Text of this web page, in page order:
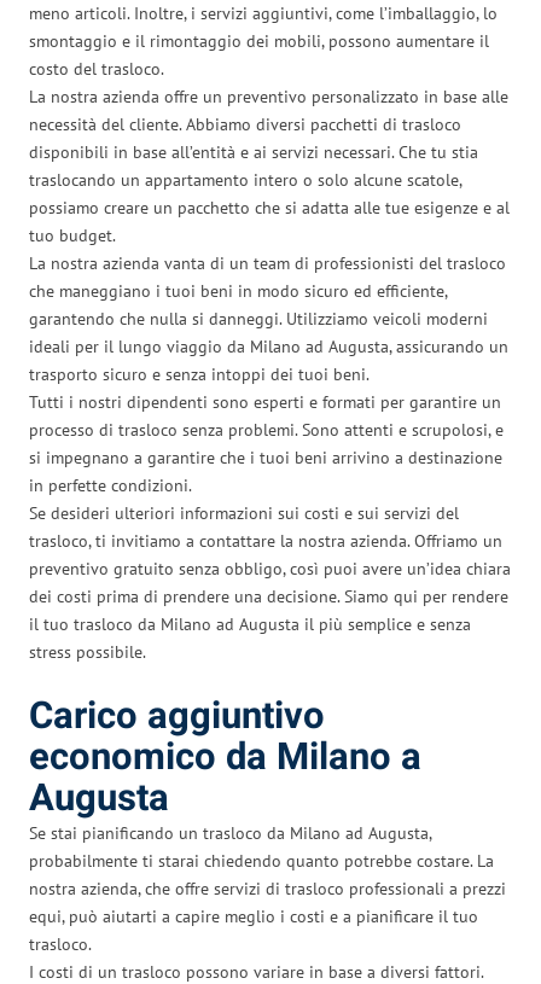
meno articoli. Inoltre, i servizi aggiuntivi, come l’imballaggio, lo
smontaggio e il rimontaggio dei mobili, possono aumentare il
costo del trasloco.
La nostra azienda offre un preventivo personalizzato in base alle
necessità del cliente. Abbiamo diversi pacchetti di trasloco
disponibili in base all’entità e ai servizi necessari. Che tu stia
traslocando un appartamento intero o solo alcune scatole,
possiamo creare un pacchetto che si adatta alle tue esigenze e al
tuo budget.
La nostra azienda vanta di un team di professionisti del trasloco
che maneggiano i tuoi beni in modo sicuro ed efficiente,
garantendo che nulla si danneggi. Utilizziamo veicoli moderni
ideali per il lungo viaggio da Milano ad Augusta, assicurando un
trasporto sicuro e senza intoppi dei tuoi beni.
Tutti i nostri dipendenti sono esperti e formati per garantire un
processo di trasloco senza problemi. Sono attenti e scrupolosi, e
si impegnano a garantire che i tuoi beni arrivino a destinazione
in perfette condizioni.
Se desideri ulteriori informazioni sui costi e sui servizi del
trasloco, ti invitiamo a contattare la nostra azienda. Offriamo un
preventivo gratuito senza obbligo, così puoi avere un’idea chiara
dei costi prima di prendere una decisione. Siamo qui per rendere
il tuo trasloco da Milano ad Augusta il più semplice e senza
stress possibile.
Carico aggiuntivo
economico da Milano a
Augusta
Se stai pianificando un trasloco da Milano ad Augusta,
probabilmente ti starai chiedendo quanto potrebbe costare. La
nostra azienda, che offre servizi di trasloco professionali a prezzi
equi, può aiutarti a capire meglio i costi e a pianificare il tuo
trasloco.
I costi di un trasloco possono variare in base a diversi fattori.